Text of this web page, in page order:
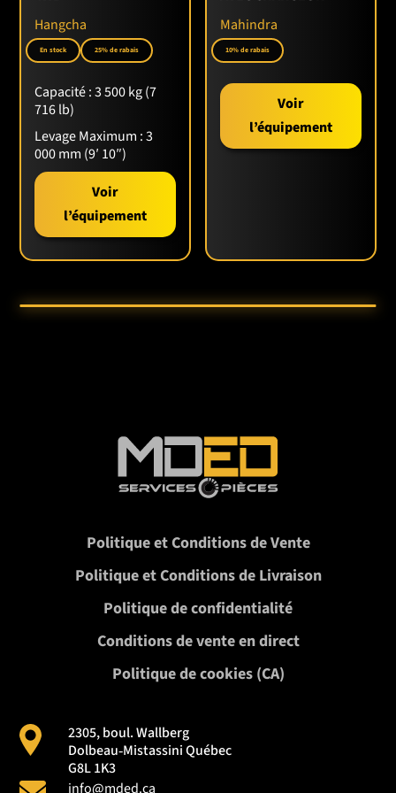
🌍 MAHINDRA – FIABILITÉ ET INNOVATION
Mahindraest un leader mondial des tracteurs
compacts et utilitaires. Le
1635HXillustre cet
engagement avec une machine durable, puissante et
adaptée aux besoins des professionnels et
particuliers exigeants.
Hangcha
En stock 25% de rabais
Capacité :3 500 kg (7
716 lb)
Levage Maximum :3
000 mm (9′ 10″)
Voir
l’équipement
Mahindra
10% de rabais
Voir
l’équipement
2305, boul. Wallberg
Dolbeau‑Mistassini Québec
G8L 1K3
Politique et Conditions de Vente
Politique et Conditions de Livraison
Politique de confidentialité
Conditions de vente en direct
Politique de cookies (CA)
info@mded.ca